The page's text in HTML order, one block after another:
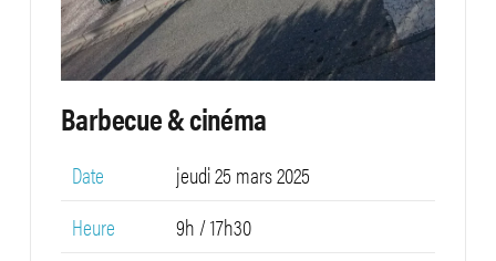
Barbecue & cinéma
Date
jeudi 25 mars 2025
Heure
9h / 17h30